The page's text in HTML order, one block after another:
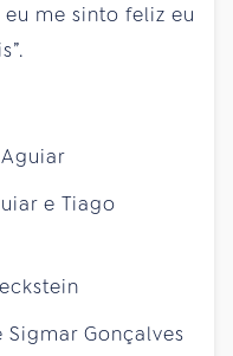
me sinto feliz eu
e Tiago
Sigmar Gonçalves